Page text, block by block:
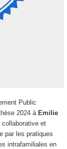
Public
2024 à Emilie
et
par les pratiques
intrafamiliales en